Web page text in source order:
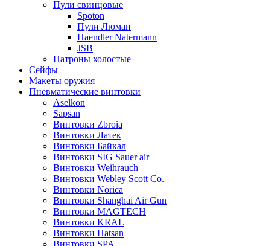
Пули свинцовые
Spoton
Пули Люман
Haendler Natermann
JSB
Патроны холостые
Сейфы
Макеты оружия
Пневматические винтовки
Aselkon
Sapsan
Винтовки Zbroia
Винтовки Латек
Винтовки Байкал
Винтовки SIG Sauer air
Винтовки Weihrauch
Винтовки Webley Scott Co.
Винтовки Norica
Винтовки Shanghai Air Gun
Винтовки MAGTECH
Винтовки KRAL
Винтовки Hatsan
Винтовки SPA